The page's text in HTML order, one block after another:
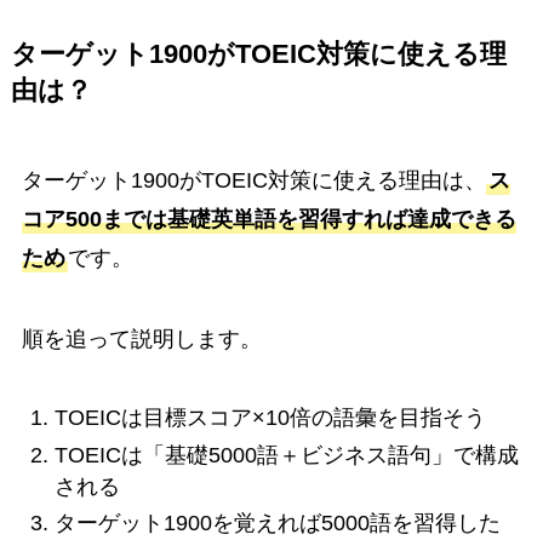
ターゲット1900がTOEIC対策に使える理
由は？
ターゲット1900がTOEIC対策に使える理由は、 ス
コア500までは基礎英単語を習得すれば達成できる
ためです。
順を追って説明します。
TOEICは目標スコア×10倍の語彙を目指そう
TOEICは「基礎5000語＋ビジネス語句」で構成
される
ターゲット1900を覚えれば5000語を習得した